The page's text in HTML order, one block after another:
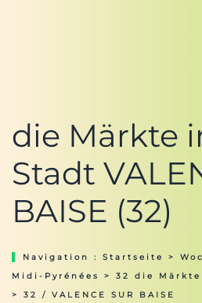
die Märkte
Stadt
BAISE (32)
Navigation : Startseite >
Midi-Pyrénées
> 32 die
> 32 / VALENCE SUR BAISE